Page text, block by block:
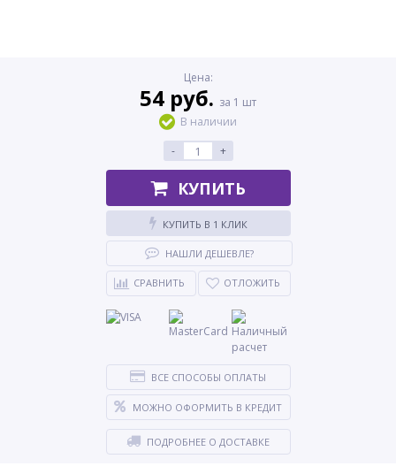
Цена:
54 руб. за 1 шт
В наличии
-
+
КУПИТЬ
КУПИТЬ В 1 КЛИК
НАШЛИ ДЕШЕВЛЕ?
СРАВНИТЬ ОТЛОЖИТЬ
ВСЕ СПОСОБЫ ОПЛАТЫ
МОЖНО ОФОРМИТЬ В КРЕДИТ
ПОДРОБНЕЕ О ДОСТАВКЕ